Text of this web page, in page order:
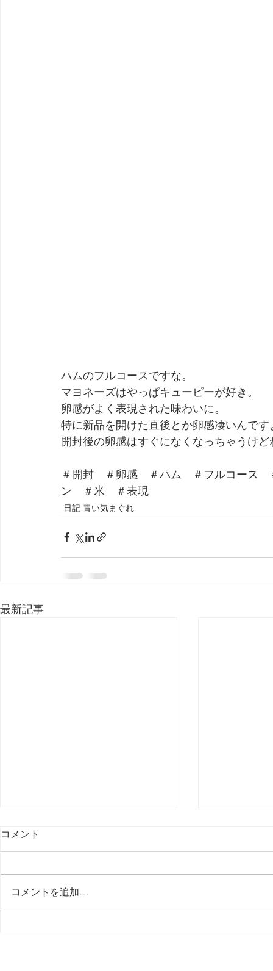
ハムのフルコースですな。
マヨネーズはやっぱキューピーが好き。
卵感がよく表現された味わいに。
特に新品を開けた直後とか卵感凄いんです
開封後の卵感はすぐになくなっちゃうけど
＃開封　＃卵感　＃ハム　＃フルコース
ン　＃米　＃表現
日記 青い気まぐれ
最新記事
最後の日記です
コメント
コメントを追加…